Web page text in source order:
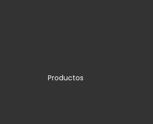
Productos